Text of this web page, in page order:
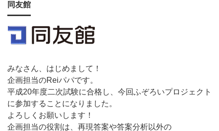
同友館
みなさん、はじめまして！
企画担当のReiパパです。
平成20年度二次試験に合格し、今回ふぞろいプロジェクト
に参加することになりました。
よろしくお願いします！
企画担当の役割は、再現答案や答案分析以外の